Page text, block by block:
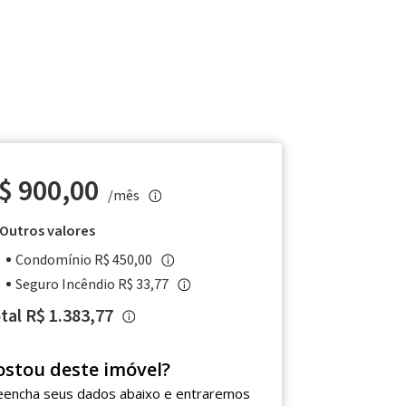
900,00 /mês
Outros valores
Condomínio R$ 450,00
Seguro Incêndio R$ 33,77
R$ 1.383,77
deste imóvel?
seus dados abaixo e entraremos